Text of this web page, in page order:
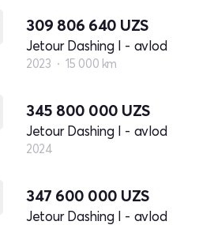
309 806 640 UZS
Jetour Dashing I - avlod
2023 15 000 km
345 800 000 UZS
Jetour Dashing I - avlod
2024
347 600 000 UZS
Jetour Dashing I - avlod